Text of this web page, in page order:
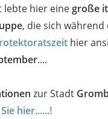
lebte hier einegroße
, die sich während
hier
....
zur Stadt
Sie hier......!